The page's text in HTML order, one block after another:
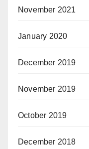
November 2021
January 2020
December 2019
November 2019
October 2019
December 2018